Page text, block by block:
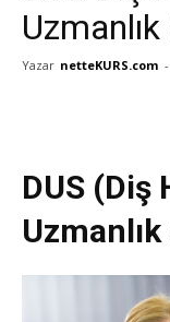
Uzmanlık
Yazar netteKURS.com -
DUS (Diş
Uzmanlık